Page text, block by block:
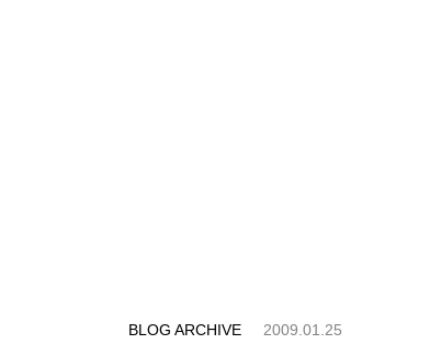
BLOG ARCHIVE 2009.01.25